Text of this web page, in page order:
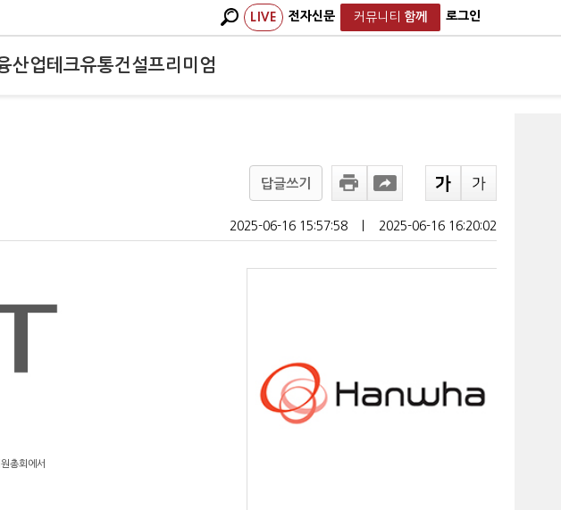
LIVE 전자신문 커뮤니티 함께 로그인
산업테크유통건설프리미엄
답글쓰기
2025-06-16 15:57:58 2025-06-16 16:20:02
총회에서